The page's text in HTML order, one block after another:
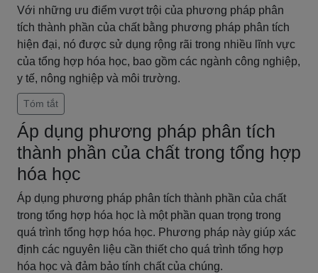
Với những ưu điểm vượt trội của phương pháp phân
tích thành phần của chất bằng phương pháp phân tích
hiện đại, nó được sử dụng rộng rãi trong nhiều lĩnh vực
của tổng hợp hóa học, bao gồm các ngành công nghiệp,
y tế, nông nghiệp và môi trường.
Tóm tắt
Áp dụng phương pháp phân tích
thành phần của chất trong tổng hợp
hóa học
Áp dụng phương pháp phân tích thành phần của chất
trong tổng hợp hóa học là một phần quan trọng trong
quá trình tổng hợp hóa học. Phương pháp này giúp xác
định các nguyên liệu cần thiết cho quá trình tổng hợp
hóa học và đảm bảo tính chất của chúng.